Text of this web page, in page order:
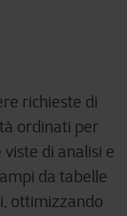
richieste di
ordinati per
di analisi e
da tabelle
ottimizzando